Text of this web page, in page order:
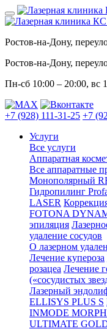
Ростов-на-Дону,
Ростов-на-Дону,
Пн-сб 10:00 – 20:00, вс
+7 (928) 111-31-25 +7
Услуги
Все услуги
Аппаратная
Все аппаратные
Монополярный
Гидропилинг
LASER
FOTONA
эпиляция
удаление сосудов
О лазерном
Лечение купероза
розацеа Лечение
(«сосудистых
Лазерный
ELLISYS PLUS S
INMODE
ULTIMATE